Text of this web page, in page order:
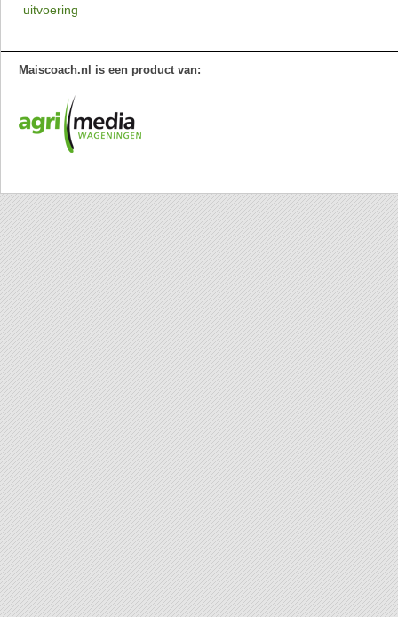
uitvoering
Maiscoach.nl is een product van: